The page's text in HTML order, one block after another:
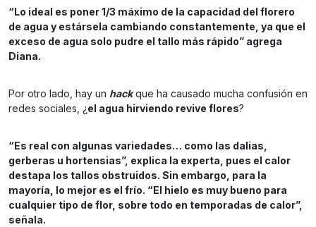
“Lo ideal es poner 1/3 máximo de la capacidad del florero
de agua y estársela cambiando constantemente, ya que el
exceso de agua solo pudre el tallo más rápido” agrega
Diana.
Por otro lado, hay un hackque ha causado mucha confusión en
redes sociales, ¿el agua hirviendo revive flores?
“Es real con algunas variedades… como las dalias,
gerberas u hortensias”, explica la experta, pues el calor
destapa los tallos obstruidos. Sin embargo, para la
mayoría, lo mejor es el frío. “El hielo es muy bueno para
cualquier tipo de flor, sobre todo en temporadas de calor”,
señala.